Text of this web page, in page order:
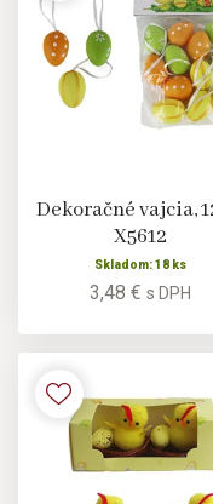
Dekoračné vajcia,
X5612
Skladom: 18 ks
3,48 € s DPH